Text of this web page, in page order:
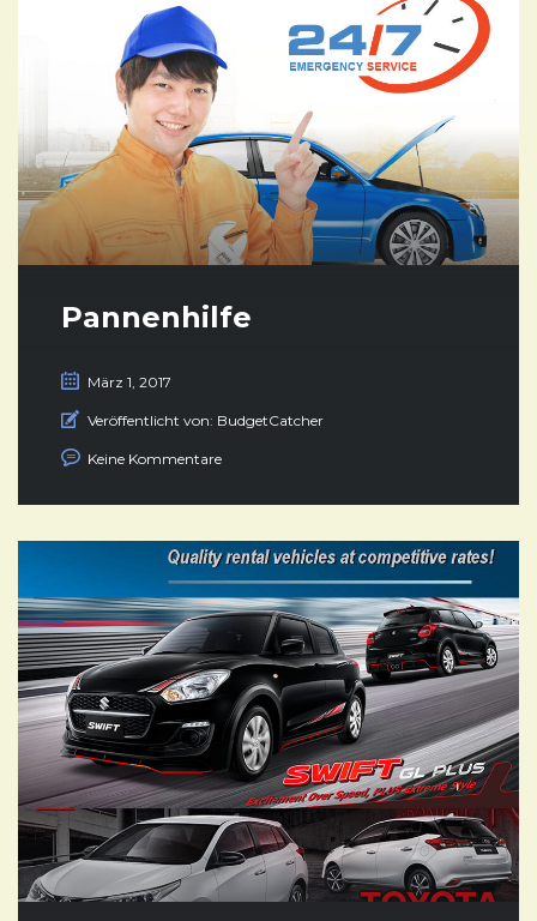
Pannenhilfe
März 1, 2017
Veröffentlicht von: BudgetCatcher
Keine Kommentare